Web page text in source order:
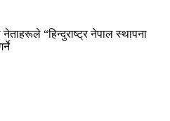
“हिन्दुराष्ट्र नेपाल स्थापना